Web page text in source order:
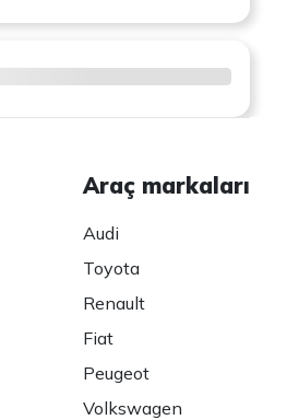
Araç markaları
Audi
Toyota
Renault
Fiat
Peugeot
Volkswagen